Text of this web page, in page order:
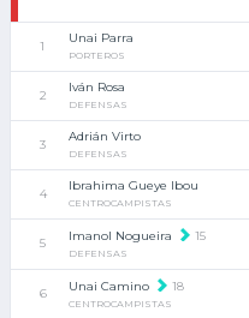
1
Unai Parra
PORTEROS
2
Iván Rosa
DEFENSAS
3
Adrián Virto
DEFENSAS
4
Ibrahima Gueye Ibou
CENTROCAMPISTAS
5 Imanol Nogueira 15
DEFENSAS
6 Unai Camino 18
CENTROCAMPISTAS